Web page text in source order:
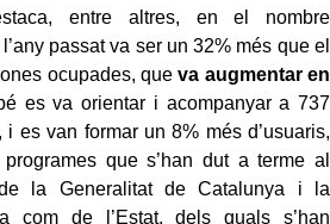
entre altres, en el nombre
passat va ser un 32% més que el
ocupades, queva augmentar en
es va orientar i acompanyar a 737
es van formar un 8% més d’usuaris,
que s’han dut a terme al
la Generalitat de Catalunya i la
com de l’Estat, dels quals s’han